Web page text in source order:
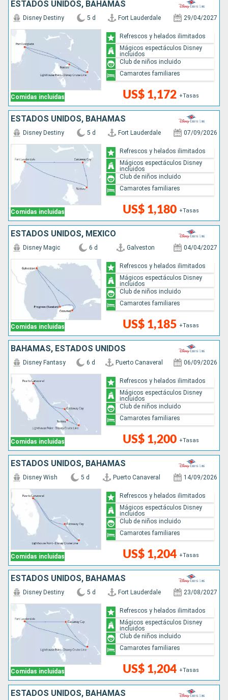
ESTADOS UNIDOS, BAHAMAS
Comidas incluidas
Disney Destiny 5 d Fort Lauderdale 29/04/2027
US$ 1,172 +Tasas
Refrescos y helados ilimitados
Mágicos espectáculos Disney
incluidos
Club de niños incluido
Camarotes familiares
ESTADOS UNIDOS, BAHAMAS
Comidas incluidas
Disney Destiny 5 d Fort Lauderdale 07/09/2026
US$ 1,180 +Tasas
Refrescos y helados ilimitados
Mágicos espectáculos Disney
incluidos
Club de niños incluido
Camarotes familiares
ESTADOS UNIDOS, MÉXICO
Comidas incluidas
Disney Magic 6 d Galveston 04/04/2027
US$ 1,185 +Tasas
Refrescos y helados ilimitados
Mágicos espectáculos Disney
incluidos
Club de niños incluido
Camarotes familiares
BAHAMAS, ESTADOS UNIDOS
Comidas incluidas
Disney Fantasy 6 d Puerto Canaveral 06/09/2026
US$ 1,200 +Tasas
Refrescos y helados ilimitados
Mágicos espectáculos Disney
incluidos
Club de niños incluido
Camarotes familiares
ESTADOS UNIDOS, BAHAMAS
Comidas incluidas
Disney Wish 5 d Puerto Canaveral 14/09/2026
US$ 1,204 +Tasas
Refrescos y helados ilimitados
Mágicos espectáculos Disney
incluidos
Club de niños incluido
Camarotes familiares
ESTADOS UNIDOS, BAHAMAS
Comidas incluidas
Disney Destiny 5 d Fort Lauderdale 23/08/2027
US$ 1,204 +Tasas
Refrescos y helados ilimitados
Mágicos espectáculos Disney
incluidos
Club de niños incluido
Camarotes familiares
ESTADOS UNIDOS, BAHAMAS